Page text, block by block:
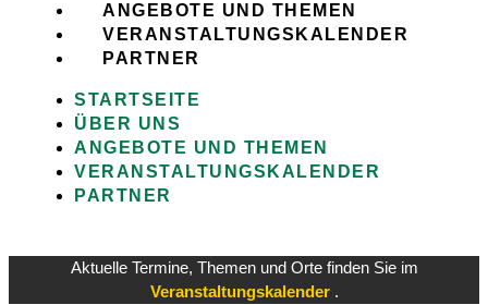
ANGEBOTE UND THEMEN
VERANSTALTUNGSKALENDER
PARTNER
STARTSEITE
ÜBER UNS
ANGEBOTE UND THEMEN
VERANSTALTUNGSKALENDER
PARTNER
Aktuelle Termine, Themen und Orte finden Sie im
Veranstaltungskalender .